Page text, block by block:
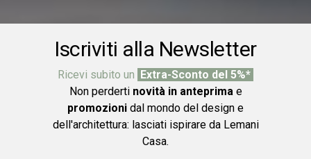
Iscriviti alla Newsletter
Ricevi subito un Extra-Sconto del 5%*
Non perderti novità in anteprima e
promozioni dal mondo del design e
dell'architettura: lasciati ispirare da Lemani
Casa.